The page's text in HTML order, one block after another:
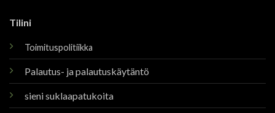
Tilini
Toimituspolitiikka
Palautus- ja palautuskäytäntö
sieni suklaapatukoita